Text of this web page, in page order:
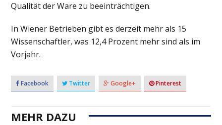
Qualität der Ware zu beeinträchtigen.
In Wiener Betrieben gibt es derzeit mehr als 15
Wissenschaftler, was 12,4 Prozent mehr sind als im
Vorjahr.
Facebook Twitter Google+ Pinterest
MEHR DAZU